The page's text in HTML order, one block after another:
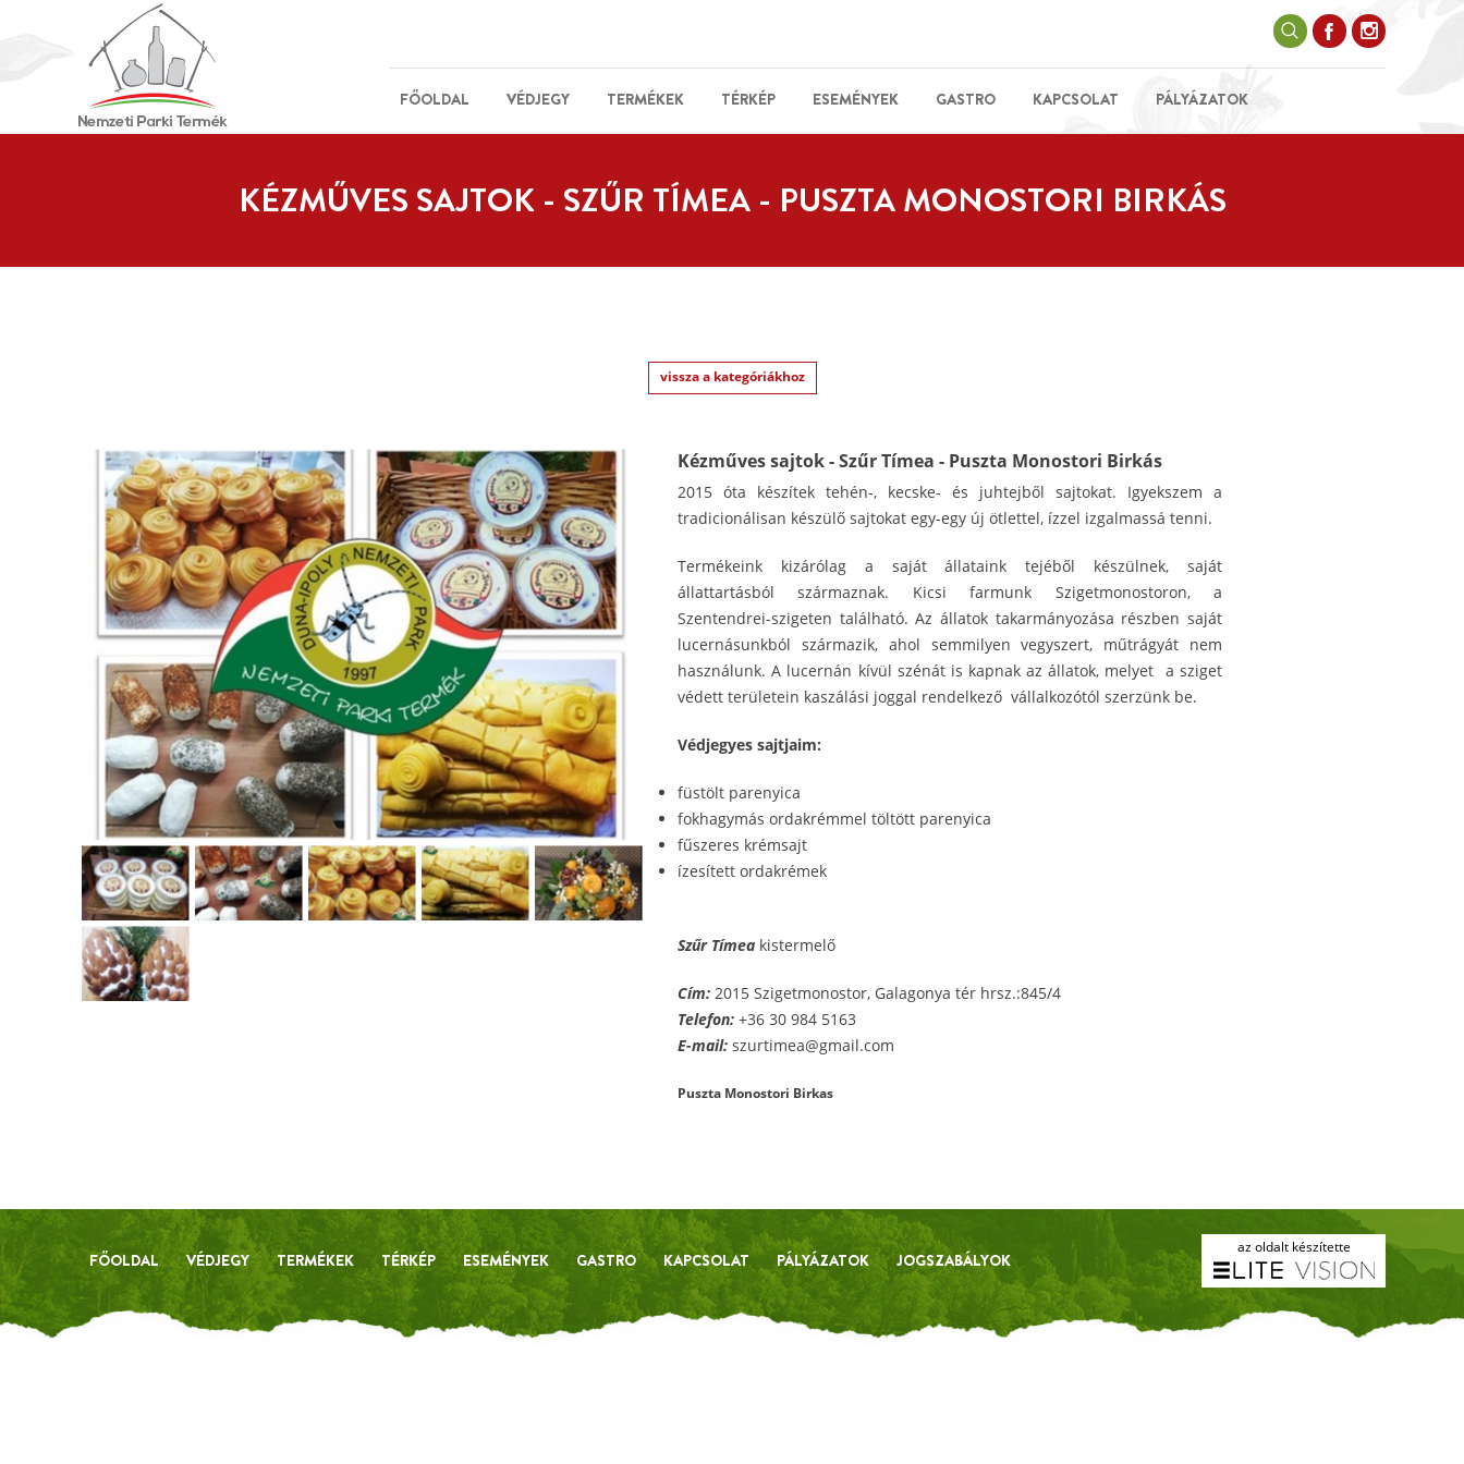
FŐOLDAL VÉDJEGY TERMÉKEK TÉRKÉP ESEMÉNYEK GASTRO KAPCSOLAT PÁLYÁZATOK
KÉZMŰVES SAJTOK - SZŰR TÍMEA - PUSZTA MONOSTORI BIRKÁS
vissza a kategóriákhoz
Kézműves sajtok - Szűr Tímea - Puszta Monostori Birkás
2015 óta készítek tehén-, kecske- és juhtejből sajtokat. Igyekszem a
tradicionálisan készülő sajtokat egy-egy új ötlettel, ízzel izgalmassá tenni.
Termékeink kizárólag a saját állataink tejéből készülnek, saját
állattartásból származnak. Kicsi farmunk Szigetmonostoron, a
Szentendrei-szigeten található. Az állatok takarmányozása részben saját
lucernásunkból származik, ahol semmilyen vegyszert, műtrágyát nem
használunk. A lucernán kívül szénát is kapnak az állatok, melyet a sziget
védett területein kaszálási joggal rendelkező vállalkozótól szerzünk be.
Védjegyes sajtjaim:
füstölt parenyica
fokhagymás ordakrémmel töltött parenyica
fűszeres krémsajt
ízesített ordakrémek
Szűr Tímea kistermelő
Cím: 2015 Szigetmonostor, Galagonya tér hrsz.:845/4
Telefon: +36 30 984 5163
E-mail: szurtimea@gmail.com
Puszta Monostori Birkas
FŐOLDAL VÉDJEGY TERMÉKEK TÉRKÉP ESEMÉNYEK GASTRO KAPCSOLAT PÁLYÁZATOK JOGSZABÁLYOK
az oldalt készítette